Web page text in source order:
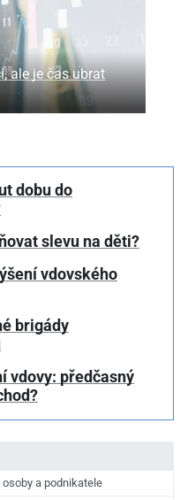
ale je čas ubrat
a podnikatele
dobu do
slevu na děti?
vdovského
brigády
vdovy: předčasný